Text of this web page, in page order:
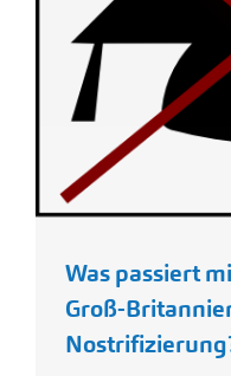
Was passiert
Groß-